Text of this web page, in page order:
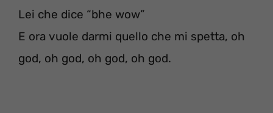
Lei che dice “bhe wow”
E ora vuole darmi quello che mi spetta, oh
god, oh god, oh god, oh god.